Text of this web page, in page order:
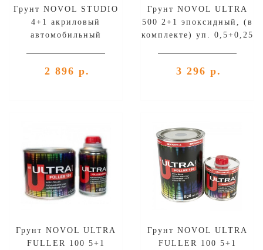
Грунт NOVOL STUDIO
4+1 акриловый
автомобильный
2 896 р.
Грунт NOVOL ULTRA
500 2+1 эпоксидный, (в
комплекте) уп. 0,5+0,25
3 296 р.
Грунт NOVOL ULTRA
FULLER 100 5+1
Грунт NOVOL ULTRA
FULLER 100 5+1